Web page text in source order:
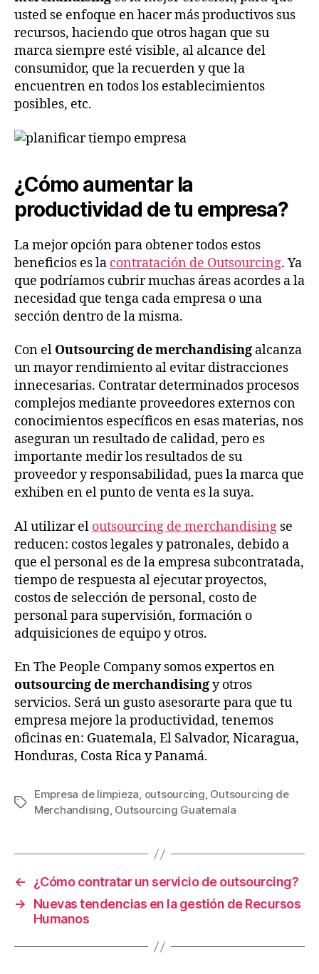
usted se enfoque en hacer más productivos sus
recursos, haciendo que otros hagan que su
marca siempre esté visible, al alcance del
consumidor, que la recuerden y que la
encuentren en todos los establecimientos
posibles, etc.
¿Cómo aumentar la
productividad de tu empresa?
La mejor opción para obtener todos estos
beneficios es la contratación de Outsourcing. Ya
que podríamos cubrir muchas áreas acordes a la
necesidad que tenga cada empresa o una
sección dentro de la misma.
Con el Outsourcing de merchandising alcanza
un mayor rendimiento al evitar distracciones
innecesarias. Contratar determinados procesos
complejos mediante proveedores externos con
conocimientos específicos en esas materias, nos
aseguran un resultado de calidad, pero es
importante medir los resultados de su
proveedor y responsabilidad, pues la marca que
exhiben en el punto de venta es la suya.
Al utilizar el outsourcing de merchandising se
reducen: costos legales y patronales, debido a
que el personal es de la empresa subcontratada,
tiempo de respuesta al ejecutar proyectos,
costos de selección de personal, costo de
personal para supervisión, formación o
adquisiciones de equipo y otros.
En The People Company somos expertos en
outsourcing de merchandisingy otros
servicios. Será un gusto asesorarte para que tu
empresa mejore la productividad, tenemos
oficinas en: Guatemala, El Salvador, Nicaragua,
Honduras, Costa Rica y Panamá.
Empresa de limpieza, outsourcing, Outsourcing de
Merchandising, Outsourcing Guatemala
←
¿Cómo contratar un servicio de outsourcing?
→
Nuevas tendencias en la gestión de Recursos
Humanos